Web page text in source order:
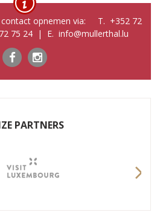
opnemen via: T. +352 72
75 24 | E. info@mullerthal.lu
PARTNERS